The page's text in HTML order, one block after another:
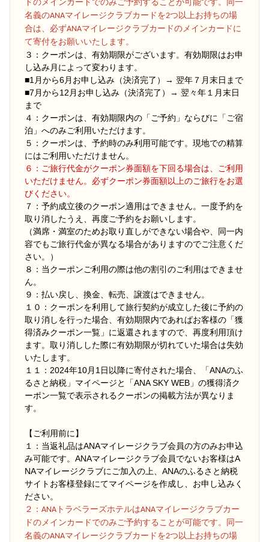
ドのメインカードでのみご予約することが可能です。同一
名義のANAマイレージクラブカードを2つ以上お持ちの場
合は、必ずANAマイレージクラブカードのメインカードに
て寄付をお願いいたします。
３：クーポンは、有効期限がございます。有効期限はお申
し込み月によって変わります。
■1月から6月お申し込み（決済完了）→ 翌年７月末日まで
■7月から12月お申し込み（決済完了）→ 翌々年１月末日
まで
４：クーポンは、有効期限内の「ご予約」ならびに「ご宿
泊」へのみご利用いただけます。
５：クーポンは、予約時のみ利用可能です。現地での精算
にはご利用いただけません。
６：ご旅行代金がクーポン券面額を下回る場合は、ご利用
いただけません。必ずクーポン券面額以上のご旅行をお選
びください。
７：予約成立後のクーポン適用はできません。一度予約を
取り消したうえ、再度ご予約をお願いします。
（満席・満室のためお取り直しができない場合や、同一内
容でもご旅行代金が異なる場合がありますのでご注意くだ
さい。）
８：当クーポンご利用の際は他の割引のご利用はできませ
ん。
９：払い戻し、換金、転売、譲渡はできません。
１０：クーポンを利用して旅行契約が成立した後に予約の
取り消しを行った場合、有効期限内であればお客様の「獲
得済みクーポン一覧」に返還されますので、再度利用頂け
ます。取り消しした際に有効期限が切れていた場合は失効
いたします。
１１：2024年10月1日以降に寄付された場合、「ANAのふ
るさと納税」マイページと「ANA SKY WEB」の獲得済ク
ーポン一覧で表示されるクーポンの掲載方法が異なりま
す。
【ご利用前に】
１：当返礼品はANAマイレージクラブ会員の方のみお申込
み可能です。ANAマイレージクラブ会員でないお客様はA
NAマイレージクラブにご加入の上、ANAのふるさと納税
サイトお客様登録にてマイページを作成し、お申し込みく
ださい。
２ ：ANAトラベラーズホテルはANAマイレージクラブカー
ドのメインカードでのみご予約することが可能です。同一
名義のANAマイレージクラブカードを2つ以上お持ちの場